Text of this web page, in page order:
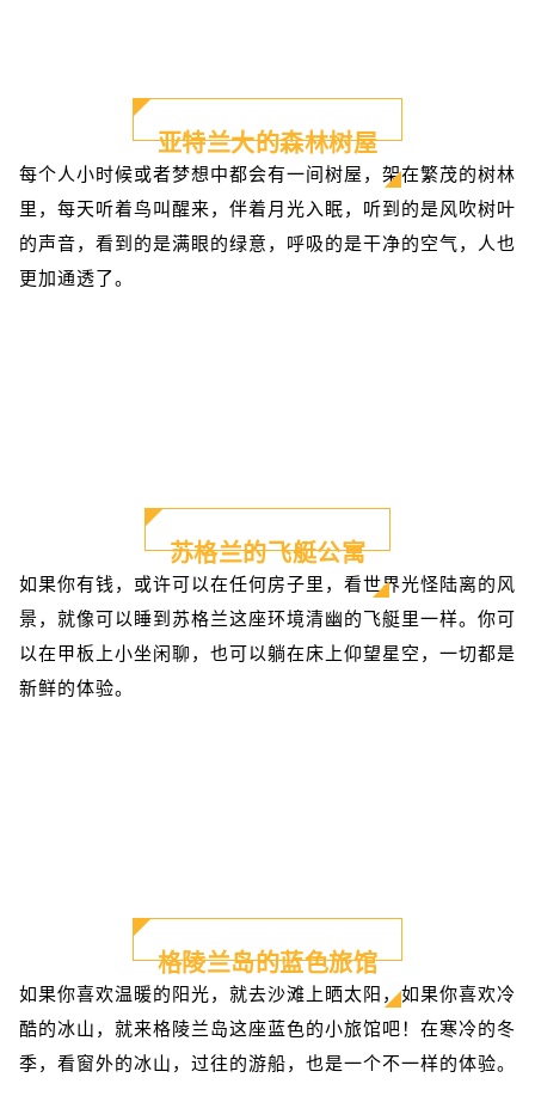
亚特兰大的森林树屋
每个人小时候或者梦想中都会有一间树屋，架在繁茂的树林
里，每天听着鸟叫醒来，伴着月光入眠，听到的是风吹树叶
的声音，看到的是满眼的绿意，呼吸的是干净的空气，人也
更加通透了。
苏格兰的飞艇公寓
如果你有钱，或许可以在任何房子里，看世界光怪陆离的风
景，就像可以睡到苏格兰这座环境清幽的飞艇里一样。你可
以在甲板上小坐闲聊，也可以躺在床上仰望星空，一切都是
新鲜的体验。
格陵兰岛的蓝色旅馆
如果你喜欢温暖的阳光，就去沙滩上晒太阳，如果你喜欢冷
酷的冰山，就来格陵兰岛这座蓝色的小旅馆吧！在寒冷的冬
季，看窗外的冰山，过往的游船，也是一个不一样的体验。